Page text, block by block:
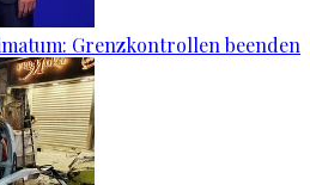
Grenzkontrollen beenden